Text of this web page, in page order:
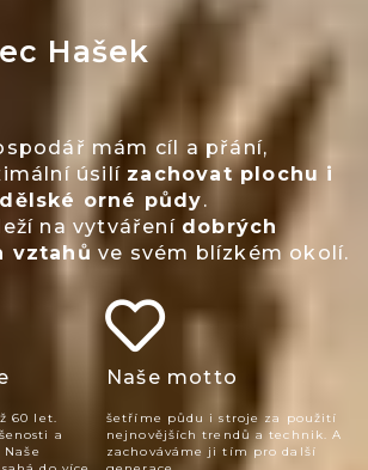
Hašek
mám cíl a přání,
úsilí zachovat plochu i
orné půdy.
na vytváření dobrých
vztahů ve svém blízkém okolí.
60 let.
a
Naše motto
šetříme půdu i stroje za použití
nejnovějších trendů a technik. A
zachováváme ji tím pro další